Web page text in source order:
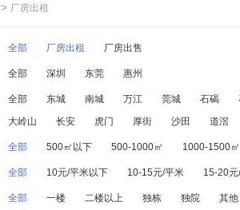
> 厂房出租
全部 厂房出租 厂房出售
全部 深圳 东莞 惠州
全部 东城 南城 万江 莞城 石碣
大岭山
长安 虎门 厚街 沙田 道滘
全部 500㎡以下 500-1000㎡ 1000-1500㎡
全部 10元/平米以下 10-15元/平米 15-20
全部 一楼 二楼以上 独栋 独院 其他